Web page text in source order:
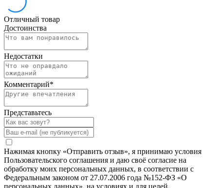
Отличный товар
Достоинства
Недостатки
Комментарий*
Представьтесь
Нажимая кнопку «Отправить отзыв», я принимаю условия
Пользовательского соглашения и даю своё согласие на
обработку моих персональных данных, в соответствии с
Федеральным законом от 27.07.2006 года №152-ФЗ «О
персональных данных», на условиях и для целей,